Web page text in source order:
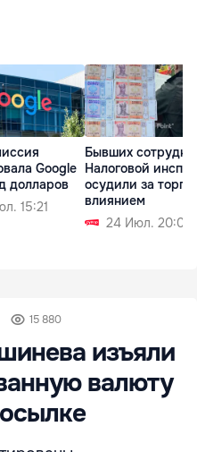
Google
долларов
15:21
Бывших
Налоговой
осудили за
влиянием
24 Июл. 20:03
15 880
изъяли
валюту